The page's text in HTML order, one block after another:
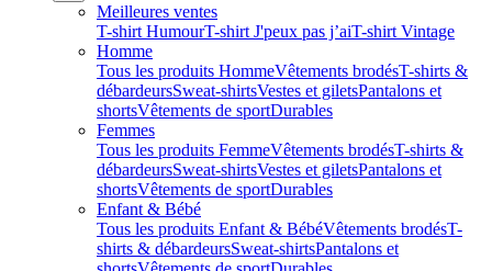
Meilleures ventes
T-shirt HumourT-shirt J'peux pas j’aiT-shirt Vintage
Homme
Tous les produits HommeVêtements brodésT-shirts &
débardeursSweat-shirtsVestes et giletsPantalons et
shortsVêtements de sportDurables
Femmes
Tous les produits FemmeVêtements brodésT-shirts &
débardeursSweat-shirtsVestes et giletsPantalons et
shortsVêtements de sportDurables
Enfant & Bébé
Tous les produits Enfant & BébéVêtements brodésT-
shirts & débardeursSweat-shirtsPantalons et